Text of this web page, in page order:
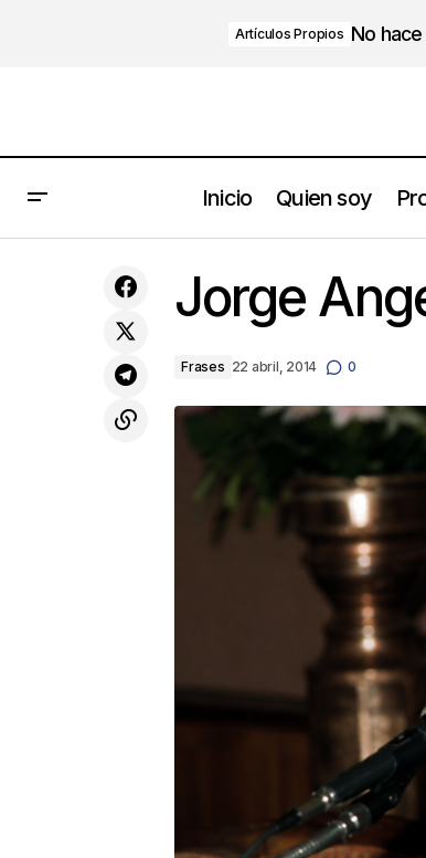
Artículos Propios No
Inicio Quien soy
“éxito” NUNCA la olvidesJorge
Frases 22 abril, 2014 0